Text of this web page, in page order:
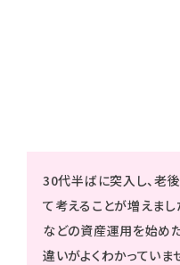
30代半ばに突入し、老
て考えることが増えま
などの資産運用を始め
違いがよくわかっていま